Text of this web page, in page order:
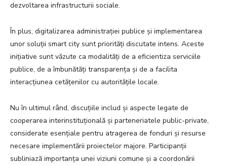
dezvoltarea infrastructurii sociale.
În plus, digitalizarea administrației publice și implementarea
unor soluții smart city sunt priorități discutate intens. Aceste
inițiative sunt văzute ca modalități de a eficientiza serviciile
publice, de a îmbunătăți transparența și de a facilita
interacțiunea cetățenilor cu autoritățile locale.
Nu în ultimul rând, discuțiile includ și aspecte legate de
cooperarea interinstituțională și parteneriatele public-private,
considerate esențiale pentru atragerea de fonduri și resurse
necesare implementării proiectelor majore. Participanții
subliniază importanța unei viziuni comune și a coordonării